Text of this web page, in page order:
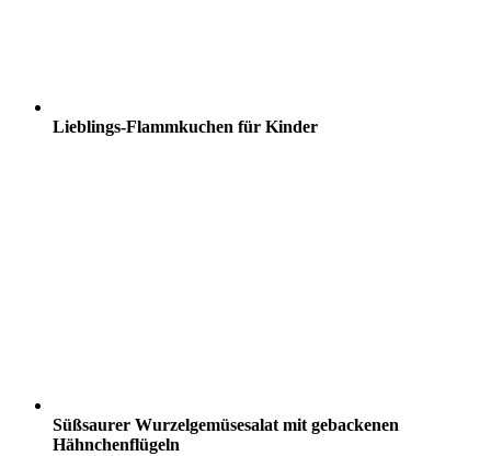
Lieblings-Flammkuchen für Kinder
Süßsaurer Wurzelgemüsesalat mit gebackenen
Hähnchenflügeln